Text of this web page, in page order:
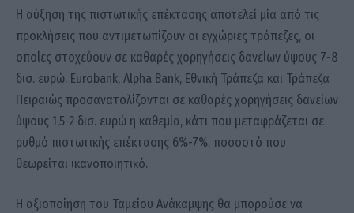
Η αύξηση της πιστωτικής επέκτασης αποτελεί μία από τις
προκλήσεις που αντιμετωπίζουν οι εγχώριες τράπεζες, οι
οποίες στοχεύουν σε καθαρές χορηγήσεις δανείων ύψους 7-8
δισ. ευρώ. Eurobank, Alpha Bank, Εθνική Τράπεζα και Τράπεζα
Πειραιώς προσανατολίζονται σε καθαρές χορηγήσεις δανείων
ύψους 1,5-2 δισ. ευρώ η καθεμία, κάτι που μεταφράζεται σε
ρυθμό πιστωτικής επέκτασης 6%-7%, ποσοστό που
θεωρείται ικανοποιητικό.
Η αξιοποίηση του Ταμείου Ανάκαμψης θα μπορούσε να